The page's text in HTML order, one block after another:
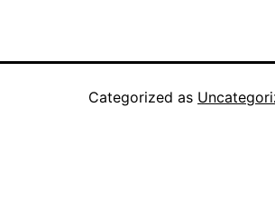
Categorized as